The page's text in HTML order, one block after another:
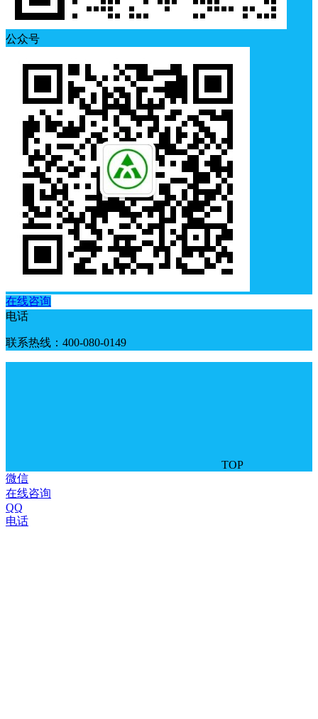
公众号
在线咨询
电话
联系热线：400-080-0149
TOP
微信
在线咨询
QQ
电话